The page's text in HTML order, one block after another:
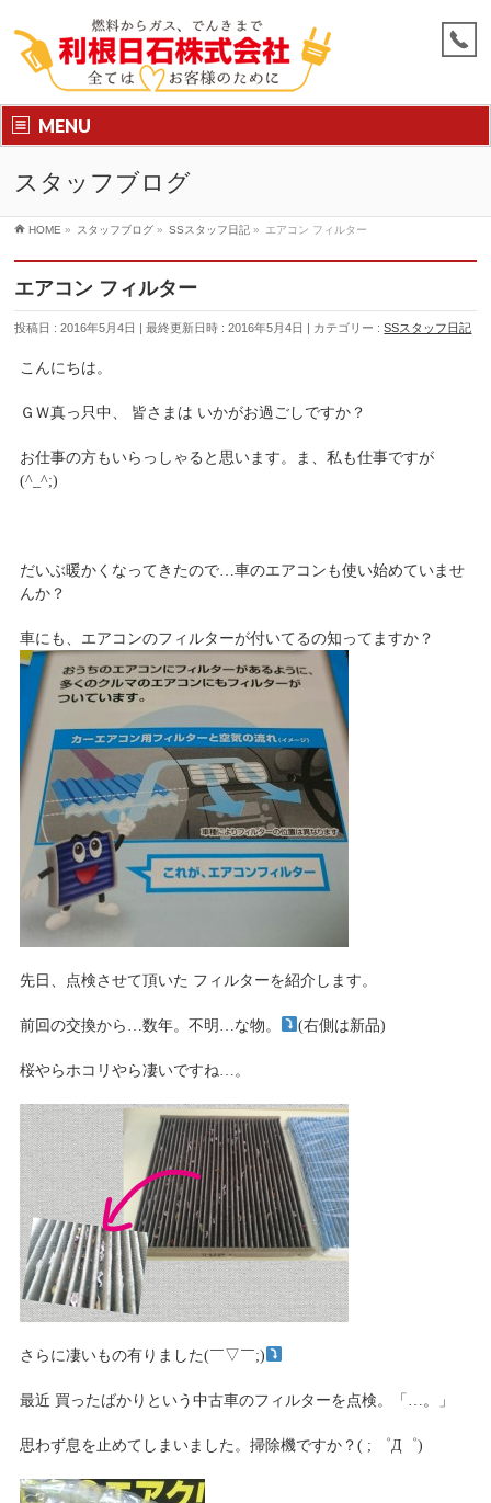
MENU
スタッフブログ
HOME » スタッフブログ » SSスタッフ日記 » エアコン フィルター
エアコン フィルター
投稿日 : 2016年5月4日 最終更新日時 : 2016年5月4日 カテゴリー :SSスタッフ日記
こんにちは。
ＧＷ真っ只中、 皆さまは いかがお過ごしですか？
お仕事の方もいらっしゃると思います。ま、私も仕事ですが
(^_^;)
だいぶ暖かくなってきたので…車のエアコンも使い始めていませ
んか？
車にも、エアコンのフィルターが付いてるの知ってますか？
先日、点検させて頂いた フィルターを紹介します。
前回の交換から…数年。不明…な物。 (右側は新品)
桜やらホコリやら凄いですね…。
さらに凄いもの有りました(￣▽￣;)
最近 買ったばかりという中古車のフィルターを点検。「…。」
思わず息を止めてしまいました。掃除機ですか？( ; ゜Д゜)